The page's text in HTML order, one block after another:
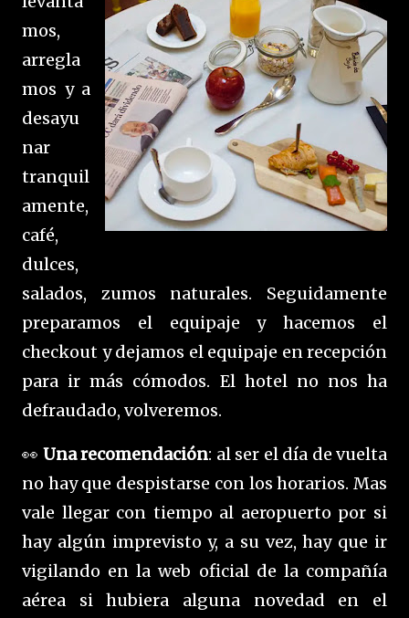
mos,
arregla
mos y a
desayu
nar
tranquil
amente,
café,
dulces,
salados, zumos naturales. Seguidamente
preparamos el equipaje y hacemos el
checkout y dejamos el equipaje en recepción
para ir más cómodos. El hotel no nos ha
defraudado, volveremos.
👀 Una recomendación: al ser el día de vuelta
no hay que despistarse con los horarios. Mas
vale llegar con tiempo al aeropuerto por si
hay algún imprevisto y, a su vez, hay que ir
vigilando en la web oficial de la compañía
aérea si hubiera alguna novedad en el